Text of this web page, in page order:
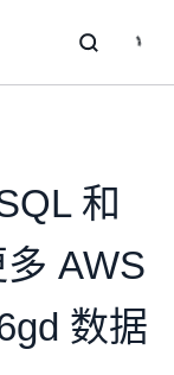
和
AWS
数据